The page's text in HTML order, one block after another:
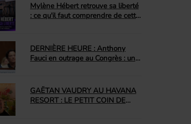
Mylène Hébert retrouve sa liberté
: ce qu'il faut comprendre de cette
DERNIÈRE HEURE : Anthony
Fauci en outrage au Congrès : un
GAËTAN VAUDRY AU HAVANA
RESORT : LE PETIT COIN DE